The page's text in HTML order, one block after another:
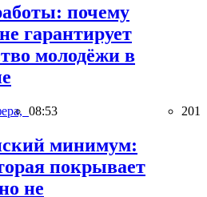
почему
гарантирует
молодёжи в
08:53 201
минимум:
покрывает
не